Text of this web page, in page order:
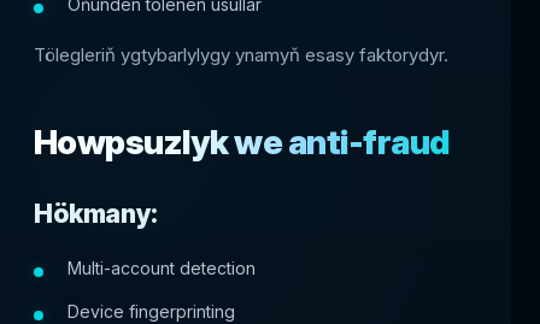
Öňünden tölenen usullar
Tölegleriň ygtybarlylygy ynamyň esasy faktorydyr.
Howpsuzlyk we anti-fraud
Hökmany:
Multi-account detection
Device fingerprinting